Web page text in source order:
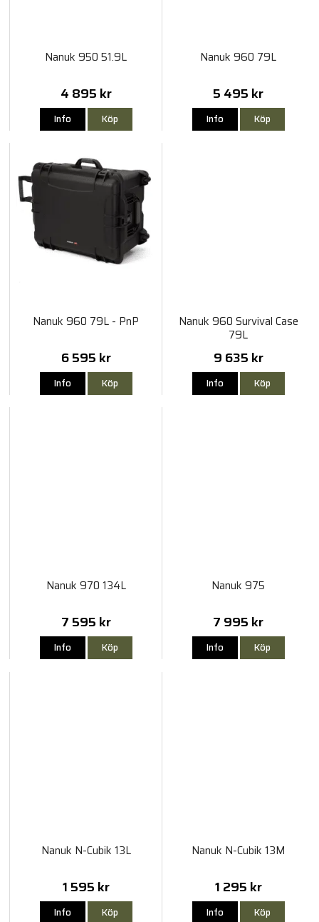
Nanuk 950 51.9L
4 895 kr
Info Köp
Nanuk 960 79L
5 495 kr
Info Köp
Nanuk 960 79L - PnP
6 595 kr
Info Köp
Nanuk 960 Survival Case
79L
9 635 kr
Info Köp
Nanuk 970 134L
7 595 kr
Info Köp
Nanuk 975
7 995 kr
Info Köp
Nanuk N-Cubik 13L
1 595 kr
Info Köp
Nanuk N-Cubik 13M
1 295 kr
Info Köp